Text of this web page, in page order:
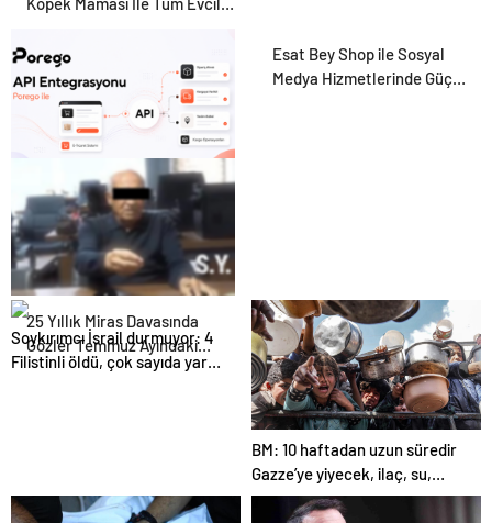
Porego ile Kargo
Süreçlerinizi Daha Kolay
Yönetin
Esat Bey Shop ile Sosyal
Medya Hizmetlerinde Güçlü
25 Yıllık Miras Davasında
Gözler Temmuz Ayındaki
Karar Duruşmasına Çevrildi
Soykırımcı İsrail durmuyor: 4
Filistinli öldü, çok sayıda yaralı
BM: 10 haftadan uzun süredir
Gazze’ye yiyecek, ilaç, su,
çadır girmedi